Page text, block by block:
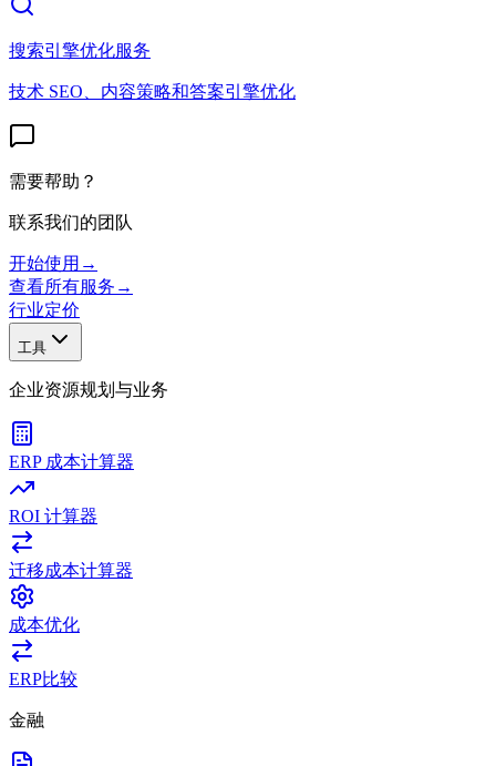
搜索引擎优化服务
技术 SEO、内容策略和答案引擎优化
需要帮助？
联系我们的团队
开始使用 →
查看所有服务 →
行业定价
工具
企业资源规划与业务
ERP 成本计算器
ROI 计算器
迁移成本计算器
成本优化
ERP比较
金融